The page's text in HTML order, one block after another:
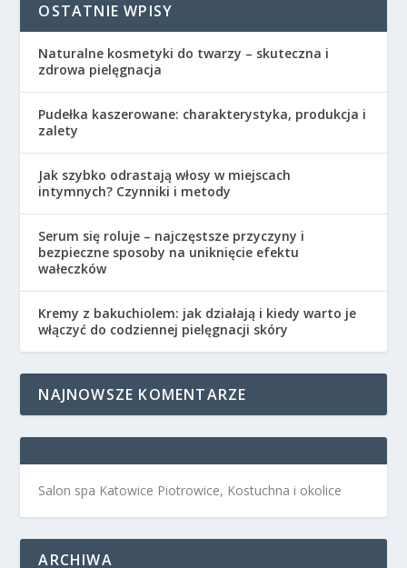
OSTATNIE WPISY
Naturalne kosmetyki do twarzy – skuteczna i
zdrowa pielęgnacja
Pudełka kaszerowane: charakterystyka, produkcja i
zalety
Jak szybko odrastają włosy w miejscach
intymnych? Czynniki i metody
Serum się roluje – najczęstsze przyczyny i
bezpieczne sposoby na uniknięcie efektu
wałeczków
Kremy z bakuchiolem: jak działają i kiedy warto je
włączyć do codziennej pielęgnacji skóry
NAJNOWSZE KOMENTARZE
Salon spa Katowice Piotrowice, Kostuchna i okolice
ARCHIWA